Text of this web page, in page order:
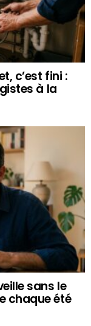
c’est fini :
à la
sans le
chaque été